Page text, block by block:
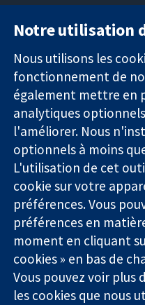
Des données
probantes.
Des décisions
éclairées.
Une meilleure
santé.
11-13
Square
La Collaboration Cochrane
1045921) et une société à
03044323) enregistrée en
de TVA : GB 718 2127 49.
Notre utilisation
Nous utilisons les
fonctionnement de
également mettre en
analytiques
l'améliorer. Nous
optionnels à moins
L'utilisation de cet
cookie sur votre
préférences. Vous
préférences en
moment en cliquant
cookies » en bas de
Vous pouvez voir
les cookies que nous